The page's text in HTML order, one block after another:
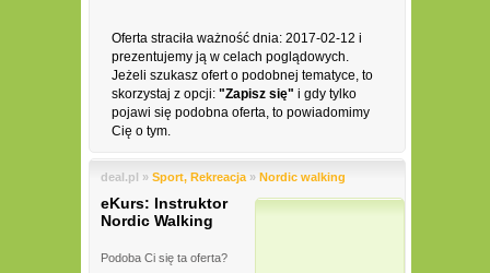
Oferta straciła ważność dnia: 2017-02-12 i
prezentujemy ją w celach poglądowych.
Jeżeli szukasz ofert o podobnej tematyce, to
skorzystaj z opcji: "Zapisz się" i gdy tylko
pojawi się podobna oferta, to powiadomimy
Cię o tym.
deal.pl » Sport, Rekreacja » Nordic walking
eKurs: Instruktor
Nordic Walking
Podoba Ci się ta oferta?